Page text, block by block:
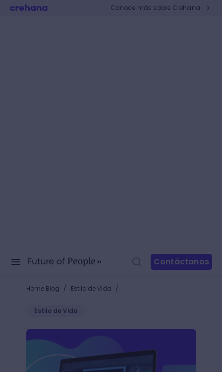
Conoce más sobre Crehana
Contáctanos
Home Blog / Estilo de Vida /
Estilo de Vida
¿Cómo hacer un fotomontaje en Photoshop? 5